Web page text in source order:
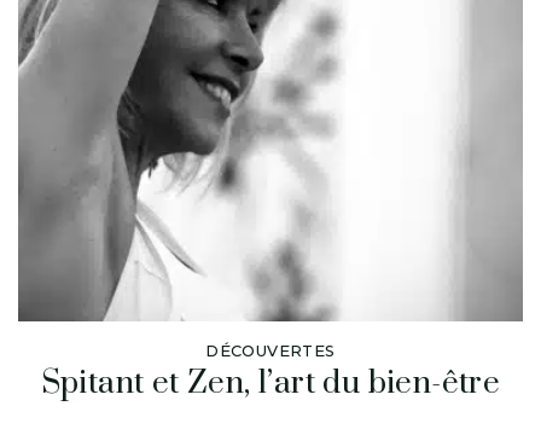
DÉCOUVERTES
Spitant et Zen, l’art du bien-être